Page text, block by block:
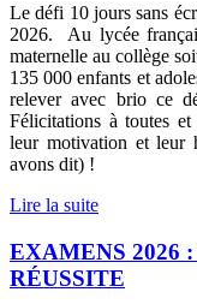
Le défi 10 jours sans
2026. Au lycée
maternelle au collège
135 000 enfants et
relever avec brio ce
Félicitations à toutes
leur motivation et leur
avons dit) !
Lire la suite
EXAMENS 2026
RÉUSSITE